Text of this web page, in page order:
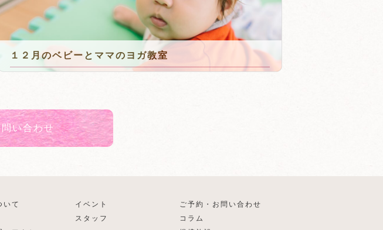
１２月のベビーとママのヨガ教室
い合わせ
いて イベント
ご予約・お問い合わせ
スタッフ
コラム